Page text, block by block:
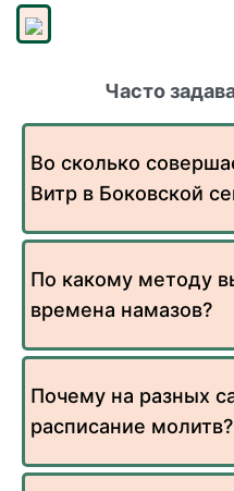
Часто
Во сколько
Витр в Боковской
По какому методу
времена намазов?
Почему на разных
расписание молитв?